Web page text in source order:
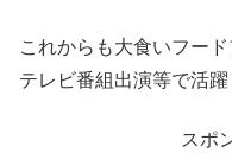
これからも大食いフー
テレビ番組出演等で活
スポ